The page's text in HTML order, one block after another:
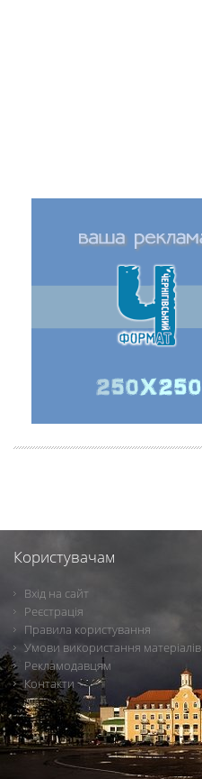
Користувачам
Вхід на сайт
Реєстрація
Правила користування
Умови використання матеріалів
Рекламодавцям
Контакти